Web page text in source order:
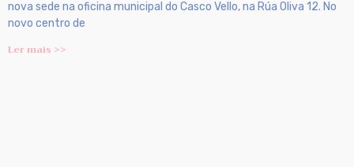
nova sede na oficina municipal do Casco Vello, na Rúa Oliva 12. No
novo centro de
Ler mais >>